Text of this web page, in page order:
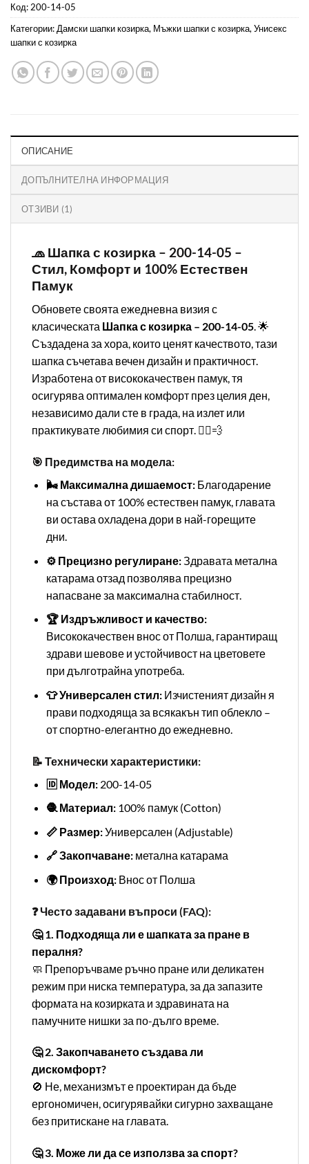
Код: 200-14-05
Категории: Дамски шапки козирка, Мъжки шапки с козирка, Унисекс
шапки с козирка
ОПИСАНИЕ
ДОПЪЛНИТЕЛНА ИНФОРМАЦИЯ
ОТЗИВИ (1)
🧢 Шапка с козирка – 200-14-05 –
Стил, Комфорт и 100% Естествен
Памук
Обновете своята ежедневна визия с
класическата Шапка с козирка – 200-14-05. 🌟
Създадена за хора, които ценят качеството, тази
шапка съчетава вечен дизайн и практичност.
Изработена от висококачествен памук, тя
осигурява оптимален комфорт през целия ден,
независимо дали сте в града, на излет или
практикувате любимия си спорт. 🏃‍♂️💨
🎯 Предимства на модела:
🌬️ Максимална дишаемост:Благодарение
на състава от 100% естествен памук, главата
ви остава охладена дори в най-горещите
дни.
⚙️ Прецизно регулиране:Здравата метална
катарама отзад позволява прецизно
напасване за максимална стабилност.
🏆 Издръжливост и качество:
Висококачествен внос от Полша, гарантиращ
здрави шевове и устойчивост на цветовете
при дълготрайна употреба.
👕 Универсален стил:Изчистеният дизайн я
прави подходяща за всякакън тип облекло –
от спортно-елегантно до ежедневно.
📝 Технически характеристики:
🆔 Модел:200-14-05
🧶 Материал:100% памук (Cotton)
📏 Размер:Универсален (Adjustable)
🔗 Закопчаване:метална катарама
🌍 Произход:Внос от Полша
❓ Често задавани въпроси (FAQ):
🤔 1. Подходяща ли е шапката за пране в
пералня?
🧼 Препоръчваме ръчно пране или деликатен
режим при ниска температура, за да запазите
формата на козирката и здравината на
памучните нишки за по-дълго време.
🤔 2. Закопчаването създава ли
дискомфорт?
🚫 Не, механизмът е проектиран да бъде
ергономичен, осигурявайки сигурно захващане
без притискане на главата.
🤔 3. Може ли да се използва за спорт?